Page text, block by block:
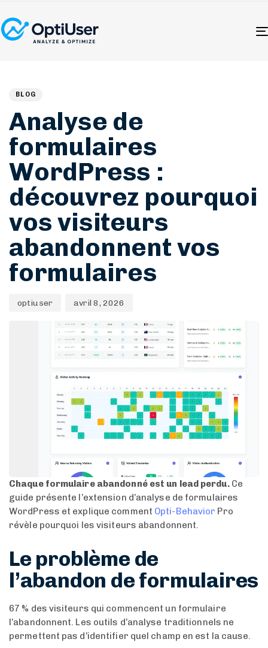
BLOG
Analyse de
formulaires
WordPress :
découvrez pourquoi
vos visiteurs
abandonnent vos
formulaires
optiuser avril 8, 2026
Chaque formulaire abandonné est un lead perdu.Ce
guide présente l’extension d’analyse de formulaires
WordPress et explique comment Opti-Behavior Pro
révèle pourquoi les visiteurs abandonnent.
Le problème de
l’abandon de formulaires
67 % des visiteurs qui commencent un formulaire
l’abandonnent. Les outils d’analyse traditionnels ne
permettent pas d’identifier quel champ en est la cause.